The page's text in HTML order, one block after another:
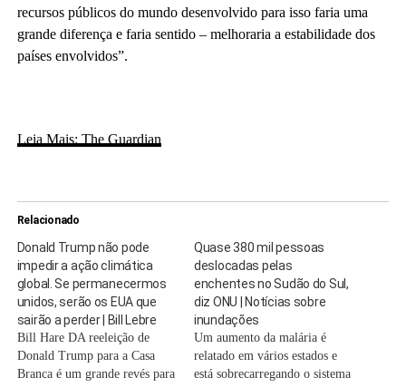
recursos públicos do mundo desenvolvido para isso faria uma
grande diferença e faria sentido – melhoraria a estabilidade dos
países envolvidos”.
Leia Mais: The Guardian
Relacionado
Donald Trump não pode
impedir a ação climática
global. Se permanecermos
unidos, serão os EUA que
sairão a perder | Bill Lebre
Bill Hare DA reeleição de
Donald Trump para a Casa
Branca é um grande revés para
Quase 380 mil pessoas
deslocadas pelas
enchentes no Sudão do Sul,
diz ONU | Notícias sobre
inundações
Um aumento da malária é
relatado em vários estados e
está sobrecarregando o sistema